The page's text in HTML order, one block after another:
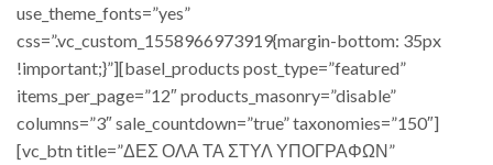
use_theme_fonts=”yes”
css=”.vc_custom_1558966973919{margin-bottom: 35px
!important;}”][basel_products post_type=”featured”
items_per_page=”12″ products_masonry=”disable”
columns=”3″ sale_countdown=”true” taxonomies=”150″]
[vc_btn title=”ΔΕΣ ΟΛΑ ΤΑ ΣΤΥΛ ΥΠΟΓΡΑΦΩΝ”